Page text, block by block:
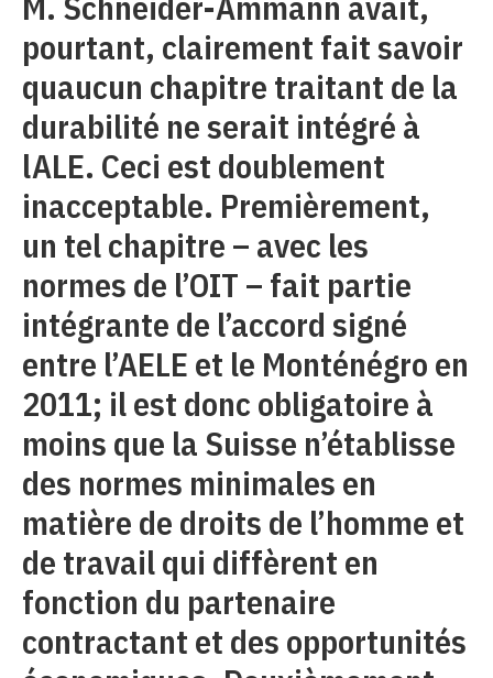
pourtant, clairement fait savoir
quaucun chapitre traitant de la
durabilité ne serait intégré à
lALE. Ceci est doublement
inacceptable. Premièrement,
un tel chapitre – avec les
normes de l’OIT – fait partie
intégrante de l’accord signé
entre l’AELE et le Monténégro en
2011; il est donc obligatoire à
moins que la Suisse n’établisse
des normes minimales en
matière de droits de l’homme et
de travail qui diffèrent en
fonction du partenaire
contractant et des opportunités